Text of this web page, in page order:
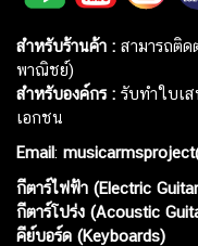
สำหรับร้านค้า : สามารถติด
พาณิชย์)
สำหรับองค์กร : รับทำใบเส
เอกชน
Email:
กีตาร์ไฟฟ้า (Electric
กีตาร์โปร่ง (Acoustic
คีย์บอร์ด (Keyboards)